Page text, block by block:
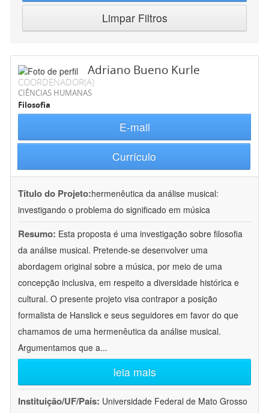
Limpar Filtros
Adriano Bueno Kurle
COORDENADOR(A)
CIÊNCIAS HUMANAS
Filosofia
E-mail
Currículo
Título do Projeto:hermenêutica da análise musical:
investigando o problema do significado em música
Resumo: Esta proposta é uma investigação sobre filosofia
da análise musical. Pretende-se desenvolver uma
abordagem original sobre a música, por meio de uma
concepção inclusiva, em respeito a diversidade histórica e
cultural. O presente projeto visa contrapor a posição
formalista de Hanslick e seus seguidores em favor do que
chamamos de uma hermenêutica da análise musical.
Argumentamos que a...
leia mais
Instituição/UF/País: Universidade Federal de Mato Grosso